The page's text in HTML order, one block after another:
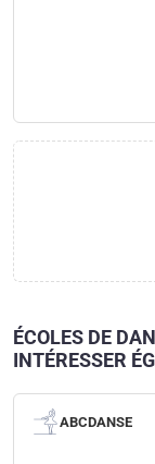
ÉCOLES DE
INTÉRESSER
ABCDANSE